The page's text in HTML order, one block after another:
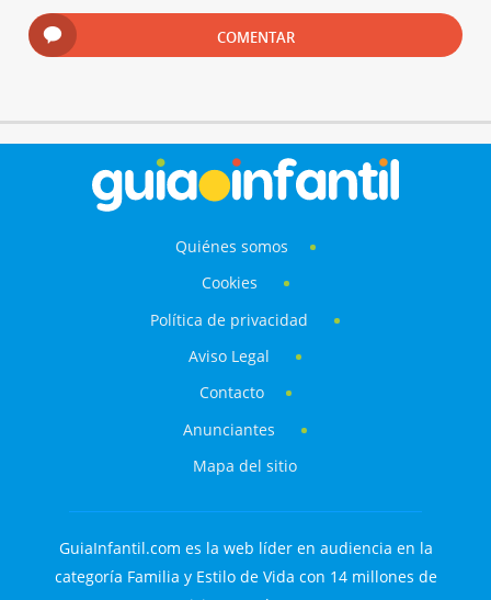
COMENTAR
Quiénes somos
Cookies
Política de privacidad
Aviso Legal
Contacto
Anunciantes
Mapa del sitio
GuiaInfantil.com es la web líder en audiencia en la
categoría Familia y Estilo de Vida con 14 millones de